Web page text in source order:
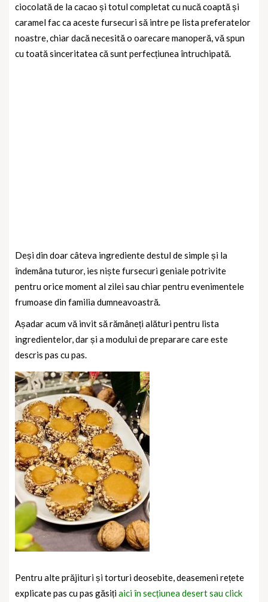
ciocolată de la cacao și totul completat cu nucă coaptă și
caramel fac ca aceste fursecuri să intre pe lista preferatelor
noastre, chiar dacă necesită o oarecare manoperă, vă spun
cu toată sinceritatea că sunt perfecțiunea întruchipată.
Deși din doar câteva ingrediente destul de simple și la
îndemâna tuturor, ies niște fursecuri geniale potrivite
pentru orice moment al zilei sau chiar pentru evenimentele
frumoase din familia dumneavoastră.
Așadar acum vă invit să rămâneți alături pentru lista
ingredientelor, dar și a modului de preparare care este
descris pas cu pas.
Pentru alte prăjituri și torturi deosebite, deasemeni rețete
explicate pas cu pas găsițiaici în secțiunea desert sau click